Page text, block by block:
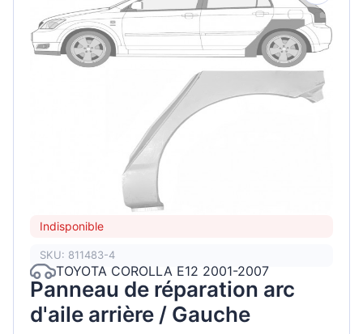
Indisponible
SKU: 811483-4
TOYOTA COROLLA E12 2001-2007
Panneau de réparation arc
d'aile arrière / Gauche